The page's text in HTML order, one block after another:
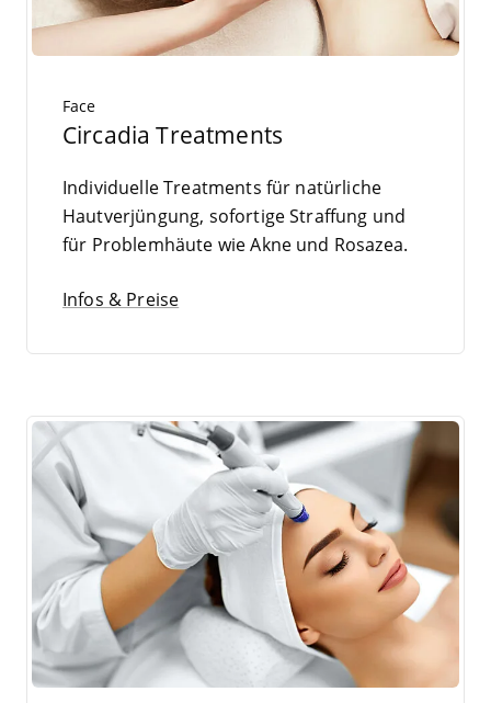
Face
Circadia Treatments
Indi­vi­du­el­le Tre­at­ments für natür­li­che
Haut­ver­jün­gung, sofor­ti­ge Straf­fung und
für Pro­blem­häu­te wie Akne und Rosazea.
Infos & Preise